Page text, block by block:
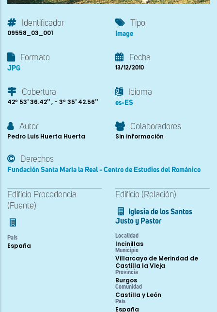
Identificador
09558_03_001
Tipo
Image
Formato
JPG
Fecha
13/12/2010
Cobertura
42º 53' 36.42'' , - 3º 35' 42.56''
Idioma
es-ES
Autor
Pedro Luis Huerta Huerta
Colaboradores
Sin información
Derechos
Fundación Santa María la Real - Centro de Estudios del Románico
Edificio Procedencia
(Fuente)
País
España
Edificio (Relación)
Iglesia de los Santos
Justo y Pastor
Localidad
Incinillas
Municipio
Villarcayo de Merindad de
Castilla la Vieja
Provincia
Burgos
Comunidad
Castilla y León
País
España